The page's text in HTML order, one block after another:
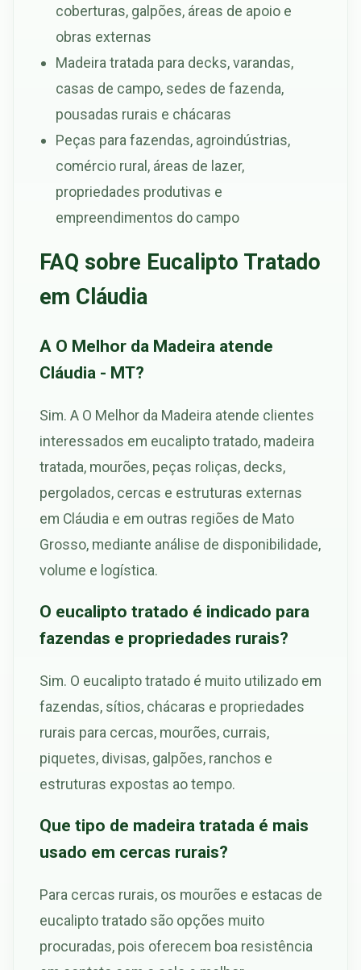
coberturas, galpões, áreas de apoio e
obras externas
Madeira tratada para decks, varandas,
casas de campo, sedes de fazenda,
pousadas rurais e chácaras
Peças para fazendas, agroindústrias,
comércio rural, áreas de lazer,
propriedades produtivas e
empreendimentos do campo
FAQ sobre Eucalipto Tratado
em Cláudia
A O Melhor da Madeira atende
Cláudia - MT?
Sim. A O Melhor da Madeira atende clientes
interessados em eucalipto tratado, madeira
tratada, mourões, peças roliças, decks,
pergolados, cercas e estruturas externas
em Cláudia e em outras regiões de Mato
Grosso, mediante análise de disponibilidade,
volume e logística.
O eucalipto tratado é indicado para
fazendas e propriedades rurais?
Sim. O eucalipto tratado é muito utilizado em
fazendas, sítios, chácaras e propriedades
rurais para cercas, mourões, currais,
piquetes, divisas, galpões, ranchos e
estruturas expostas ao tempo.
Que tipo de madeira tratada é mais
usado em cercas rurais?
Para cercas rurais, os mourões e estacas de
eucalipto tratado são opções muito
procuradas, pois oferecem boa resistência